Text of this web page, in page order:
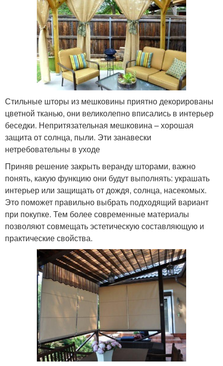
Стильные шторы из мешковины приятно декорированы
цветной тканью, они великолепно вписались в интерьер
беседки. Непритязательная мешковина – хорошая
защита от солнца, пыли. Эти занавески
нетребовательны в уходе
Приняв решение закрыть веранду шторами, важно
понять, какую функцию они будут выполнять: украшать
интерьер или защищать от дождя, солнца, насекомых.
Это поможет правильно выбрать подходящий вариант
при покупке. Тем более современные материалы
позволяют совмещать эстетическую составляющую и
практические свойства.